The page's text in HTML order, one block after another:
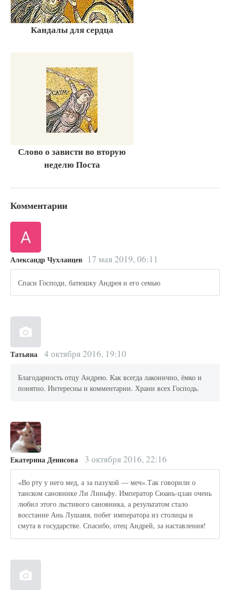
Кандалы для сердца
Слово о зависти во вторую
неделю Поста
Комментарии
Александр Чухланцев 17 мая 2019, 06:11
Спаси Господи, батюшку Андрея и его семью
Татьяна 4 октября 2016, 19:10
Благодарность отцу Андрею. Как всегда лаконично, ёмко и
понятно. Интересны и комментарии. Храни всех Господь.
Екатерина Денисова 3 октября 2016, 22:16
«Во рту у него мед, а за пазухой — меч».Так говорили о
танском сановнике Ли Линьфу. Император Сюань-цзан очень
любил этого льстивого сановника, а результатом стало
восстание Ань Лушаня, побег императора из столицы и
смута в государстве. Спасибо, отец Андрей, за наставления!